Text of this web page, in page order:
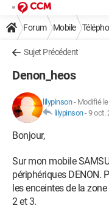
Forum Mobile
Sujet Précédent
Denon_heos
lilypinson- Modifié
lilypinson-9 oct.
Bonjour,
Sur mon mobile
périphériques DENON.
les enceintes de la
2 et 3.